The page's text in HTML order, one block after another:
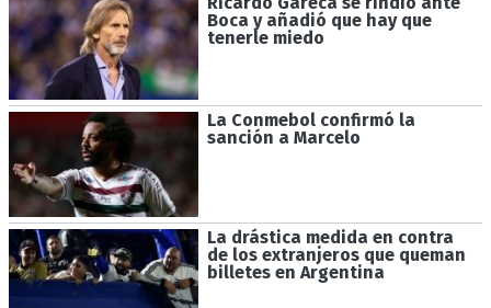
Boca y añadió que hay que
tenerle miedo
La Conmebol confirmó la
sanción a Marcelo
La drástica medida en contra
de los extranjeros que queman
billetes en Argentina